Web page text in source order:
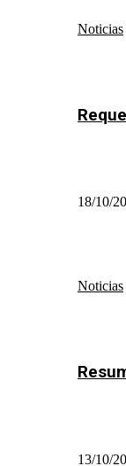
Noticias
18/10/
Noticias
13/10/